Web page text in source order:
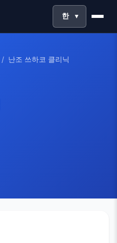
한 ▼
/ 난조 쓰하코 클리닉